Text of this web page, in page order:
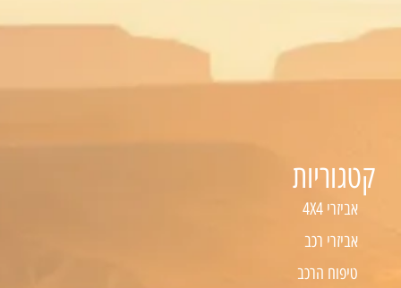
קטגוריות
אביזרי 4X4
אביזרי רכב
טיפוח הרכב